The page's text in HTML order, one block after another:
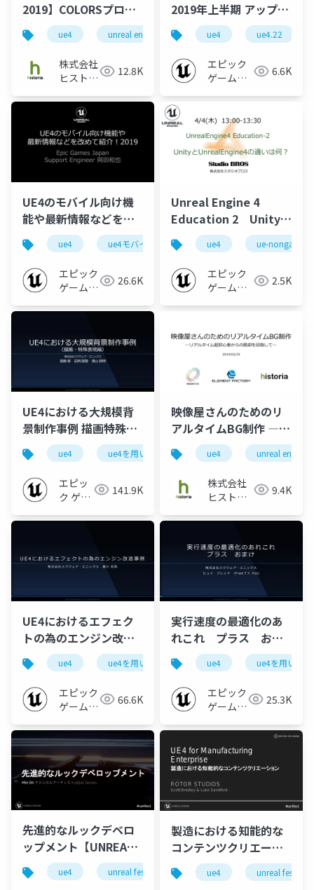
2019】COLORSプロジ
ェクトフォトグラメト
リに挑戦してみた！
ue4 unreal engine historia unreal engine
株式会社
ヒストリ
12.8K
2019年上半期 アップデ
ート情報まとめ
【GTMF2019】
ue4 ue4.22
エピック
ゲームズ
6.6K
UE4のモバイル向け機
能や最新情報などを改
めて紹介！2019【UE4
モバイル勉強会 in 東
京】
ue4 ue4モバイル勉強会 in 東京 2019 ue-mobile
エピック
ゲームズ
26.6K
Unreal Engine 4
Education 2 Unityと
UE4の違いは？
【2019】
ue4 ue-nongame
エピック
ゲームズ
2.5K
UE4における大規模背
景制作事例 描画特殊表
現編【UE4を用いた大
規模開発事例紹介 ~ス
クウェア・エニックス
様をお招きして~
2019】
ue4 ue4を用いた大規模開発事例紹介 ue-
エピッ
ク ゲー
ャパン
141.9K
映像屋さんのためのリ
アルタイムBG制作 ―リ
アルタイム超初心者か
らの脱却を目指して―
ue4 unreal engine
株式会社
ヒストリ
9.4K
UE4におけるエフェク
トの為のエンジン改造
事例【UE4を用いた大
規模開発事例紹介 ~ス
クウェア・エニックス
様をお招きして~
2019】
ue4 ue4を用いた大規模開発事例紹介 ue-effect
エピック
ゲームズ
66.6K
実行速度の最適化のあ
れこれ プラス おま
け【UE4を用いた大規
模開発事例紹介 ~スク
ウェア・エニックス様
をお招きして~ 2019】
ue4 ue4を用いた
エピック
ゲームズ
25.3K
先進的なルックデベロ
ップメント【UNREAL
FEST EAST 2018】
ue4 unreal fest east 2018 unreal fest
製造における知能的な
コンテンツクリエーシ
ョン【UNREAL FEST
EAST 2018】
ue4 unreal fest